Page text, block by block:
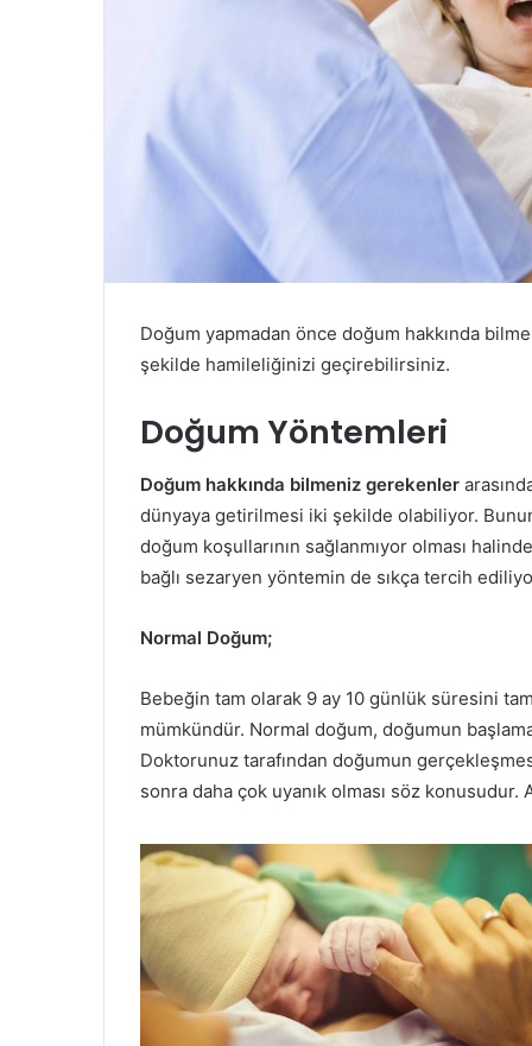
Doğum yapmadan önce doğum hakkında
şekilde hamileliğinizi geçirebilirsiniz.
Doğum Yöntemleri
Doğum hakkında bilmeniz gerekenler
dünyaya getirilmesi iki şekilde olabiliyor.
doğum koşullarının sağlanmıyor olması
bağlı sezaryen yöntemin de sıkça tercih
Normal Doğum;
Bebeğin tam olarak 9 ay 10 günlük süresini
mümkündür. Normal doğum, doğumun
Doktorunuz tarafından doğumun
sonra daha çok uyanık olması söz konusudur.